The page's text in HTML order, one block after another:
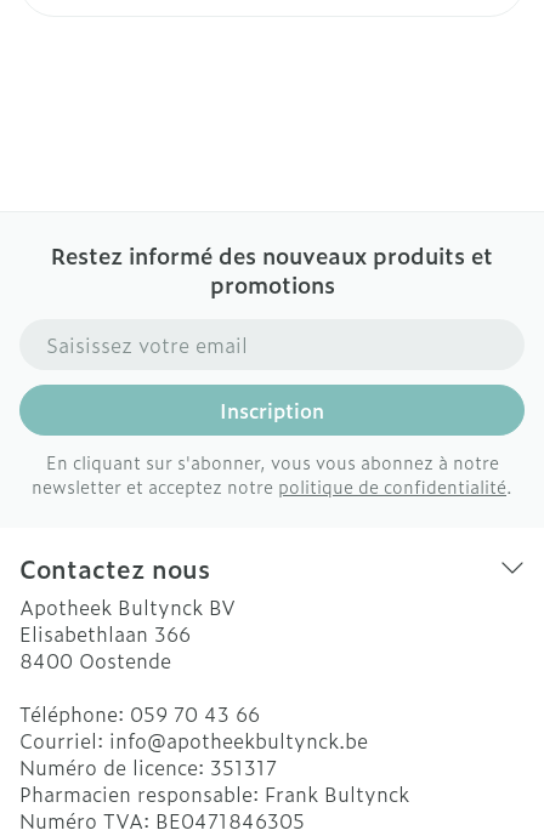
Restez informé des nouveaux produits et
promotions
Adresse mail
Inscription
En cliquant sur s'abonner, vous vous abonnez à notre
newsletter et acceptez notre politique de confidentialité.
Contactez nous
Apotheek Bultynck BV
Elisabethlaan 366
8400 Oostende
Téléphone: 059 70 43 66
Courriel: info@apotheekbultynck.be
Numéro de licence: 351317
Pharmacien responsable: Frank Bultynck
Numéro TVA: BE0471846305